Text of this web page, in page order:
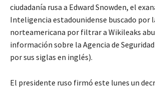
ciudadanía rusa a Edward Snowden, el
Inteligencia estadounidense buscado por
norteamericana por filtrar a Wikileaks
información sobre la Agencia de
por sus siglas en inglés).
El presidente ruso firmó este lunes un